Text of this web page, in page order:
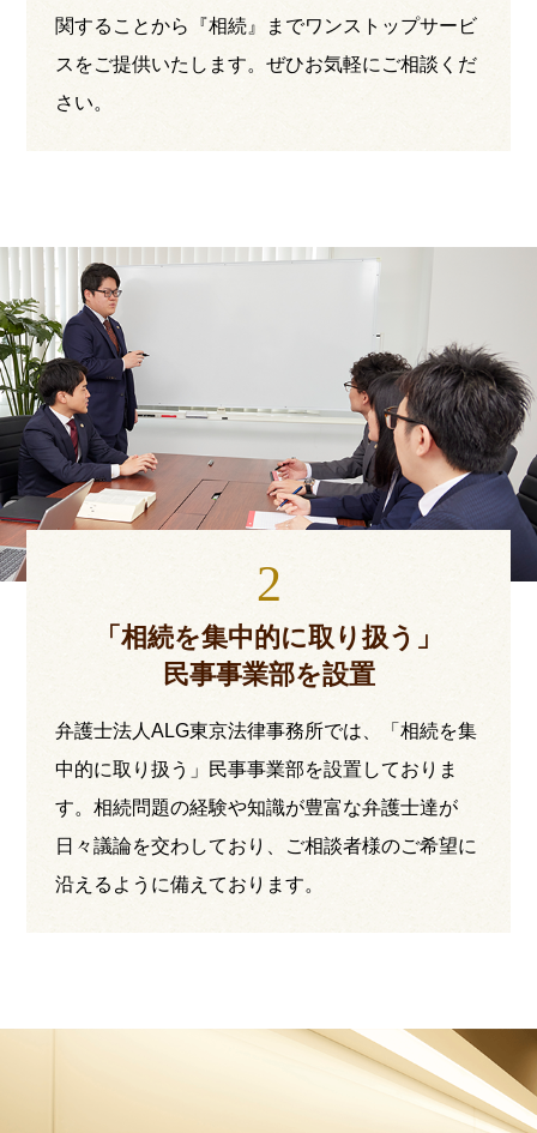
関することから『相続』までワンストップサービ
スをご提供いたします。ぜひお気軽にご相談くだ
さい。
2
「相続を集中的に取り扱う」
民事事業部を設置
弁護士法人ALG東京法律事務所では、「相続を集
中的に取り扱う」民事事業部を設置しておりま
す。相続問題の経験や知識が豊富な弁護士達が
日々議論を交わしており、ご相談者様のご希望に
沿えるように備えております。